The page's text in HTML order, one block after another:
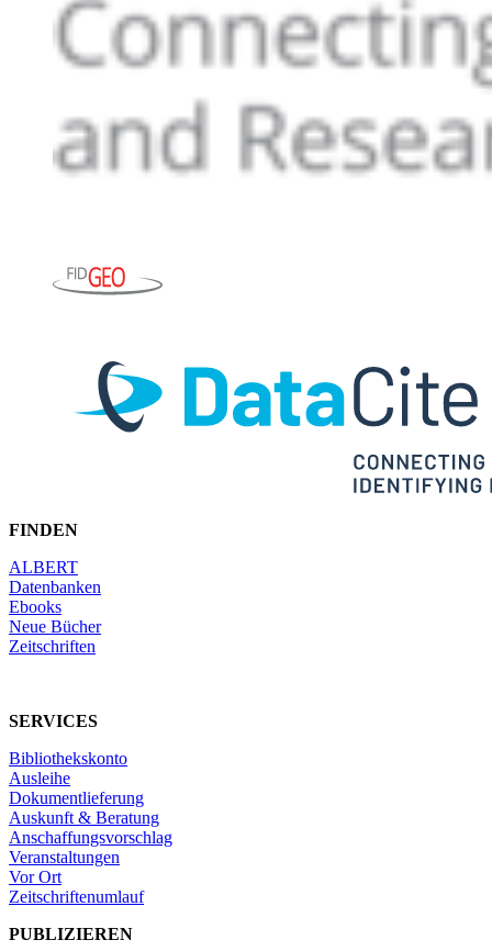
FINDEN
ALBERT
Datenbanken
Ebooks
Neue Bücher
Zeitschriften
SERVICES
Bibliothekskonto
Ausleihe
Dokumentlieferung
Auskunft & Beratung
Anschaffungsvorschlag
Veranstaltungen
Vor Ort
Zeitschriftenumlauf
PUBLIZIEREN